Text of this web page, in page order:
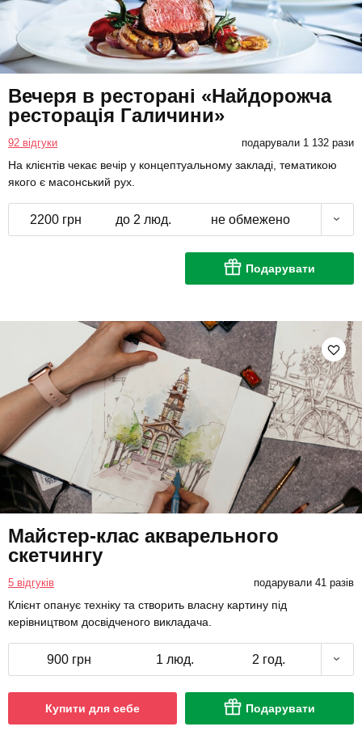
Вечеря в ресторані «Найдорожча
ресторація Галичини»
92 відгуки подарували 1 132 рази
На клієнтів чекає вечір у концептуальному закладі, тематикою
якого є масонський рух.
2200 грн до 2 люд. не обмежено
Подарувати
Майстер-клас акварельного
скетчингу
5 відгуків подарували 41 разів
Клієнт опанує техніку та створить власну картину під
керівництвом досвідченого викладача.
900 грн 1 люд. 2 год.
Купити для себе Подарувати